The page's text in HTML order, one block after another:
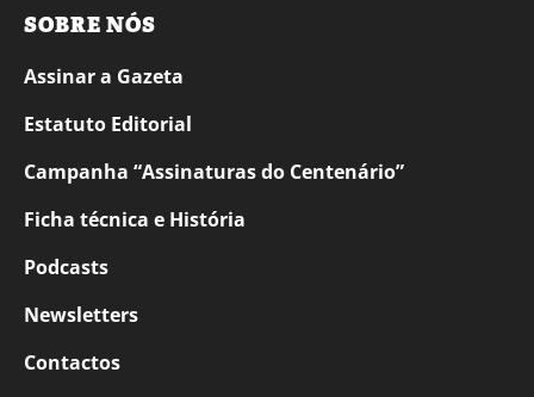
SOBRE NÓS
Assinar a Gazeta
Estatuto Editorial
Campanha “Assinaturas do Centenário”
Ficha técnica e História
Podcasts
Newsletters
Contactos